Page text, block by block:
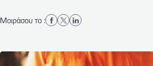
Μοιράσου το :